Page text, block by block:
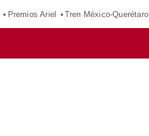
Premios Ariel Tren México-Querétaro